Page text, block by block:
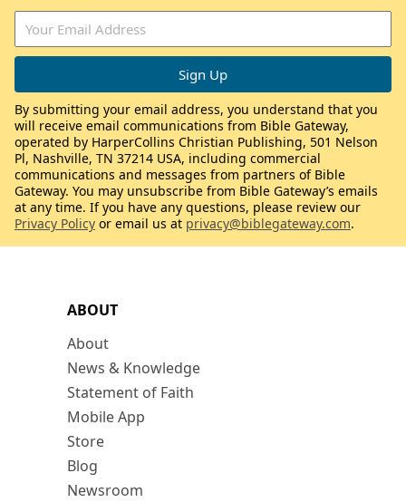
ABOUT
About
News & Knowledge
Statement of Faith
Mobile App
Store
Blog
Newsroom
By submitting your email address, you understand that you
will receive email communications from Bible Gateway,
operated by HarperCollins Christian Publishing, 501 Nelson
Pl, Nashville, TN 37214 USA, including commercial
communications and messages from partners of Bible
Gateway. You may unsubscribe from Bible Gateway’s emails
at any time. If you have any questions, please review our
Privacy Policy or email us at privacy@biblegateway.com.